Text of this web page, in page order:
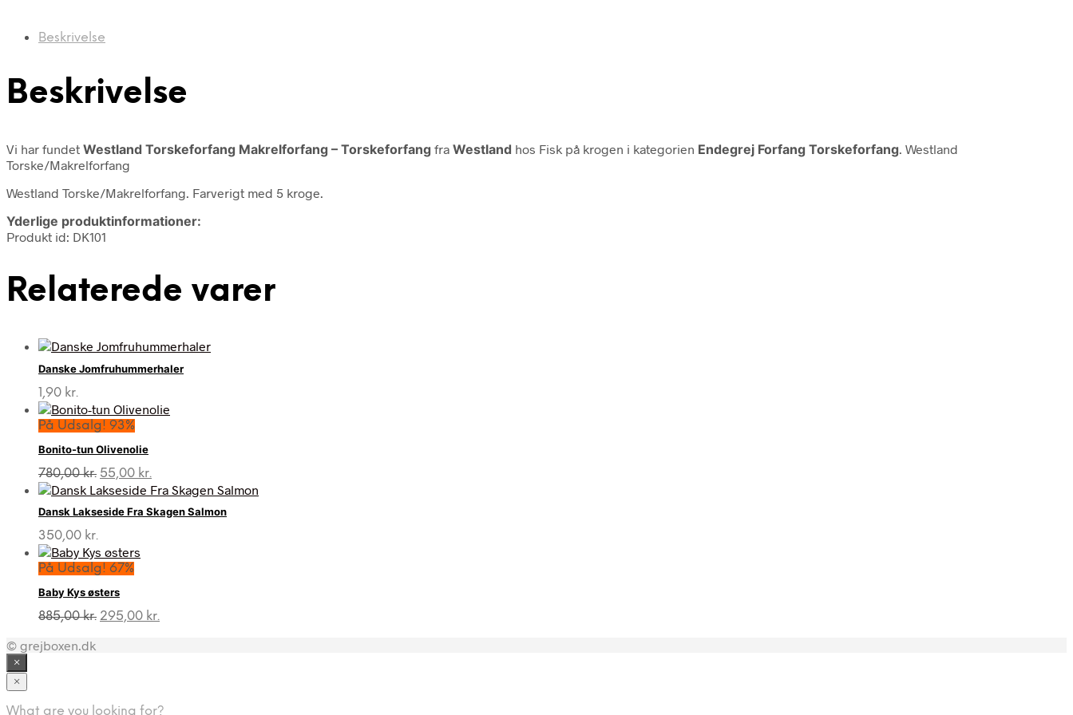
Beskrivelse
Beskrivelse
Vi har fundet Westland Torskeforfang Makrelforfang – Torskeforfang fra Westland hos Fisk på krogen i kategorien Endegrej Forfang Torskeforfang . Westland
Torske/Makrelforfang
Westland Torske/Makrelforfang. Farverigt med 5 kroge.
Yderlige produktinformationer:
Produkt id: DK101
Relaterede varer
Danske Jomfruhummerhaler
1,90 kr.
På Udsalg! 93%
Bonito-tun Olivenolie
780,00kr. Den
oprindelige
var:
55,00 kr.
aktuelle
er:
Dansk Lakseside Fra Skagen Salmon
350,00 kr.
På Udsalg! 67%
Baby Kys østers
885,00kr. Den
295,00 kr.
© grejboxen.dk
×
×
What are you looking for?